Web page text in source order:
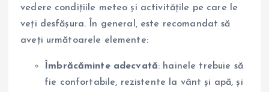
vedere condițiile meteo și activitățile pe care le
veți desfășura. În general, este recomandat să
aveți următoarele elemente:
Îmbrăcăminte adecvată: hainele trebuie să
fie confortabile, rezistente la vânt și apă, și